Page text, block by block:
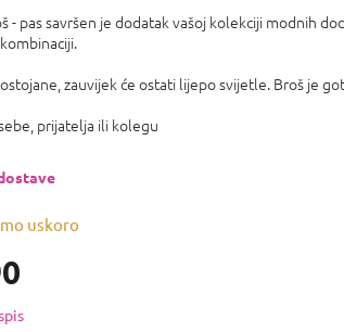
uskoro
- pas savršen je dodatak vašoj kolekciji modnih
zauvijek će ostati lijepo svijetle. Broš je
prijatelja ili kolegu